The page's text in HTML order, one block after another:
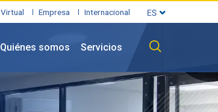
Virtual Empresa Internacional
Quiénes somos Servicios